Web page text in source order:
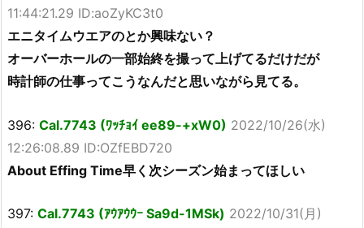
11:44:21.29 ID:aoZyKC3t0
エニタイムウエアのとか興味ない？
オーバーホールの一部始終を撮って上げてるだけだが
時計師の仕事ってこうなんだと思いながら見てる。
396: Cal.7743 (ﾜｯﾁｮｲ ee89-+xW0) 2022/10/26(水)
12:26:08.89 ID:OZfEBD720
About Effing Time早く次シーズン始まってほしい
397: Cal.7743 (ｱｳｱｳｳｰ Sa9d-1MSk) 2022/10/31(月)